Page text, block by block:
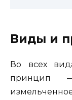
Виды и
Во всех
принцип